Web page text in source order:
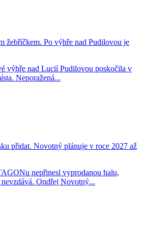
žebříčkem. Po výhře nad Pudilovou je
výhře nad Lucií Pudilovou poskočila v
Neporažená...
přidat. Novotný plánuje v roce 2027 až
nepřinesl vyprodanou halu,
Ondřej Novotný...